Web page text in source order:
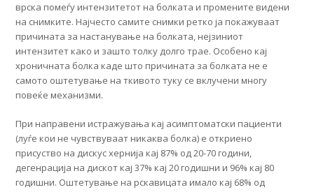
врска помеѓу интензитетот на болката и промените видени
на снимките. Најчесто самите снимки ретко ја покажуваат
причината за настанување на болката, нејзиниот
интензитет како и зашто толку долго трае. Особено кај
хроничната болка каде што причината за болката не е
самото оштетување на ткивото туку се вклучени многу
повеќе механизми.
При направени истражувања кај асимптоматски пациенти
(луѓе кои не чувствуваат никаква болка) е откриено
присуство на дискус хернија кај 87% од 20-70 години,
дегенрација на дискот кај 37% кај 20 годишни и 96% кај 80
годишни. Оштетување на рскавицата имало кај 68% од